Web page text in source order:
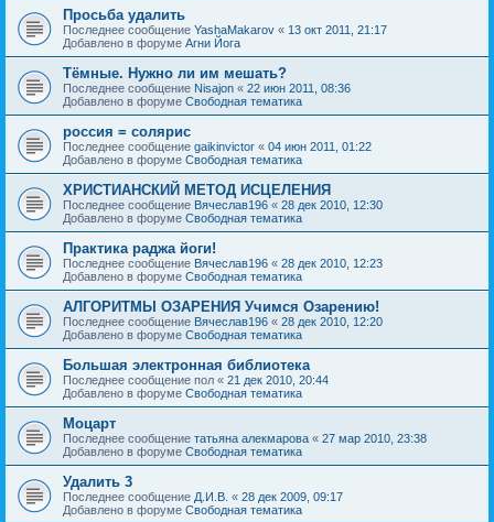
Просьба удалить
Последнее сообщение YashaMakarov « 13 окт 2011, 21:17
Добавлено в форуме Агни Йога
Тёмные. Нужно ли им мешать?
Последнее сообщение Nisajon « 22 июн 2011, 08:36
Добавлено в форуме Свободная тематика
россия = солярис
Последнее сообщение gaikinvictor « 04 июн 2011, 01:22
Добавлено в форуме Свободная тематика
ХРИСТИАНСКИЙ МЕТОД ИСЦЕЛЕНИЯ
Последнее сообщение Вячеслав196 « 28 дек 2010, 12:30
Добавлено в форуме Свободная тематика
Практика раджа йоги!
Последнее сообщение Вячеслав196 « 28 дек 2010, 12:23
Добавлено в форуме Свободная тематика
АЛГОРИТМЫ ОЗАРЕНИЯ Учимся Озарению!
Последнее сообщение Вячеслав196 « 28 дек 2010, 12:20
Добавлено в форуме Свободная тематика
Большая электронная библиотека
Последнее сообщение пол « 21 дек 2010, 20:44
Добавлено в форуме Свободная тематика
Моцарт
Последнее сообщение татьяна алекмарова « 27 мар 2010, 23:38
Добавлено в форуме Свободная тематика
Удалить 3
Последнее сообщение Д.И.В. « 28 дек 2009, 09:17
Добавлено в форуме Свободная тематика